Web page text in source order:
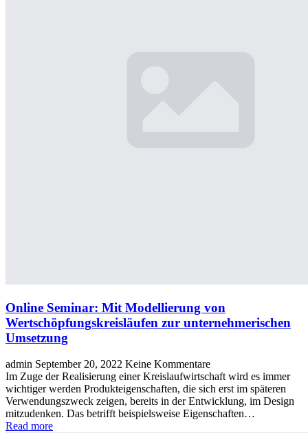
Online Seminar: Mit Modellierung von
Wertschöpfungskreisläufen zur unternehmerischen
Umsetzung
admin September 20, 2022 Keine Kommentare
Im Zuge der Realisierung einer Kreislaufwirtschaft wird es immer
wichtiger werden Produkteigenschaften, die sich erst im späteren
Verwendungszweck zeigen, bereits in der Entwicklung, im Design
mitzudenken. Das betrifft beispielsweise Eigenschaften…
Read more